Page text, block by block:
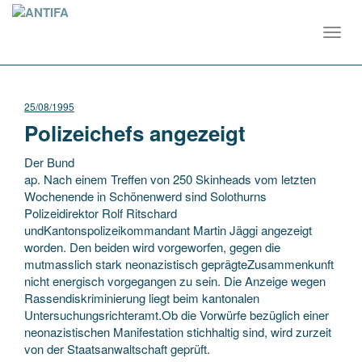
25/08/1995
Polizeichefs angezeigt
Der Bund
ap. Nach einem Treffen von 250 Skinheads vom letzten
Wochenende in Schönenwerd sind Solothurns
Polizeidirektor Rolf Ritschard
undKantonspolizeikommandant Martin Jäggi angezeigt
worden. Den beiden wird vorgeworfen, gegen die
mutmasslich stark neonazistisch geprägteZusammenkunft
nicht energisch vorgegangen zu sein. Die Anzeige wegen
Rassendiskriminierung liegt beim kantonalen
Untersuchungsrichteramt.Ob die Vorwürfe bezüglich einer
neonazistischen Manifestation stichhaltig sind, wird zurzeit
von der Staatsanwaltschaft geprüft.